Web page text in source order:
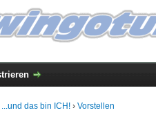
...und das bin ICH! ›Vorstellen